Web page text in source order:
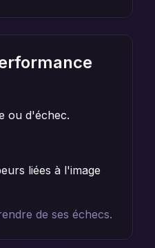
ou d'échec.
liées à l'image
de ses échecs.